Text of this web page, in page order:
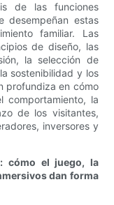
de las funciones
desempeñan estas
familiar. Las
de diseño, las
la selección de
sostenibilidad y los
profundiza en cómo
comportamiento, la
de los visitantes,
inversores y
cómo el juego, la
dan forma